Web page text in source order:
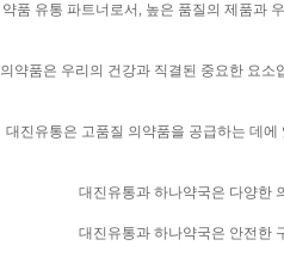
약품 유통 파트너로서, 높은 품질의 제품과
의약품은 우리의 건강과 직결된 중요한 요
대진유통은 고품질 의약품을 공급하는 데
대진유통과 하나약국은 다양한
대진유통과 하나약국은 안전한